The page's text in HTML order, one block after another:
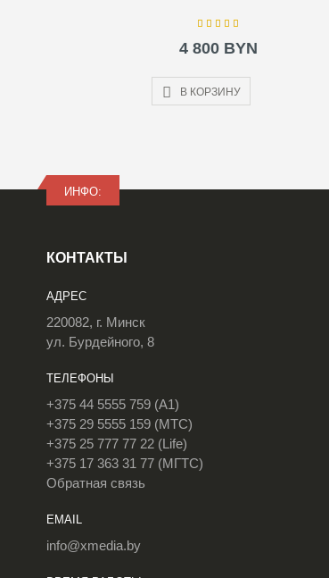
4 800 BYN
В КОРЗИНУ
ИНФО:
КОНТАКТЫ
АДРЕС
220082, г. Минск
ул. Бурдейного, 8
ТЕЛЕФОНЫ
+375 44 5555 759 (A1)
+375 29 5555 159 (МТС)
+375 25 777 77 22 (Life)
+375 17 363 31 77 (МГТС)
Обратная связь
EMAIL
info@xmedia.by